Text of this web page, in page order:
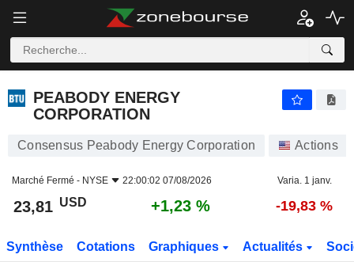
PEABODY ENERGY
CORPORATION
Consensus Peabody Energy Corporation Actions
Marché Fermé - NYSE 22:00:02 07/08/2026 Varia. 1 janv.
23,81 USD +1,23 % -19,83 %
Synthèse Cotations Graphiques Actualités